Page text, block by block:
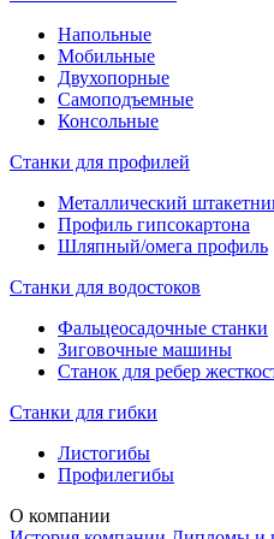
Напольные
Мобильные
Двухопорные
Самоподъемные
Консольные
Станки для профилей
Металлический
Профиль гипсокартона
Шляпный/омега профиль
Станки для водостоков
Фальцеосадочные станки
Зиговочные машины
Станок для ребер
Станки для гибки
Листогибы
Профилегибы
О компании